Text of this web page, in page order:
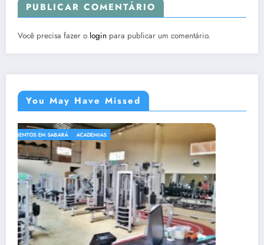
PUBLICAR COMENTÁRIO
Você precisa fazer o login para publicar um comentário.
You May Have Missed
ACADEMIAS